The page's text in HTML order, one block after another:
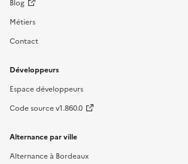
Métiers
Contact
Développeurs
Espace développeurs
Code source v1.860.0
Alternance par ville
Alternance à Bordeaux